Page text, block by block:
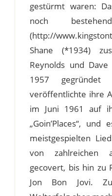
gestürmt waren:
noch
(http://
Shane (*1934)
Reynolds und
1957
veröffentlichte ihre
im Juni 1961 auf
„Goin’Places“,
meistgespielten
von zahlreichen
gecovert, bis hin zu
Jon Bon Jovi.